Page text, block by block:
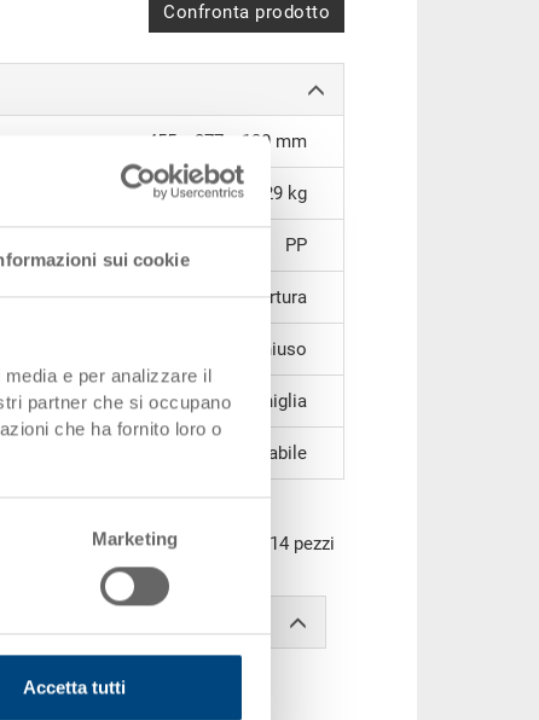
sui cookie
e per analizzare il
partner che si occupano
che ha fornito loro o
Marketing
Accetta tutti
Confronta prodotto
455 x 277 x 130 mm
1,29 kg
PP
chiuse, 1 parete corta con apertura
chiuso
1 impugnatura a conchiglia
impilabile
mm, unità di imballo 14 pezzi